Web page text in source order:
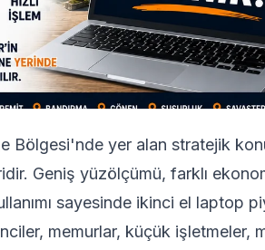
Bölgesi'nde yer alan stratejik
Geniş yüzölçümü, farklı
sayesinde ikinci el laptop
memurlar, küçük işletmeler,